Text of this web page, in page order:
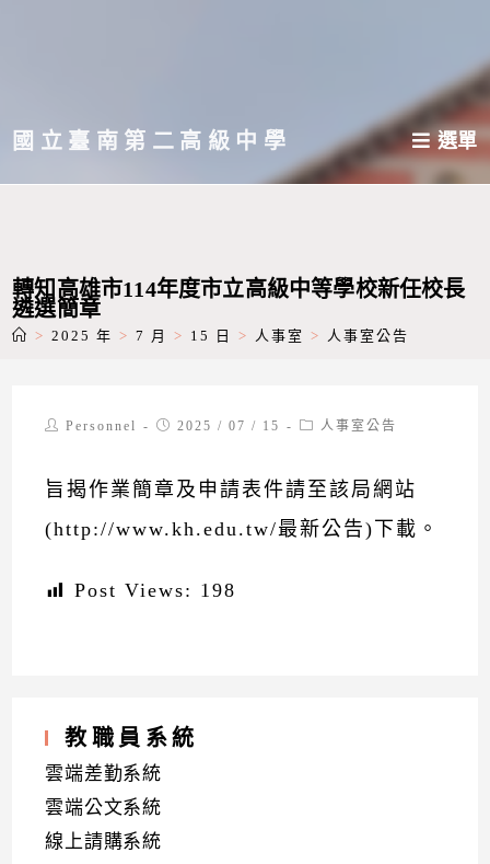
主國立臺南第二高級中學 選單
轉知高雄市114年度市立高級中等學校新任校長
遴選簡章
> 2025 年 > 7 月 > 15 日 > 人事室 > 人事室公告
PostPersonnel
Post2025 / 07 / 15
Post人事室公告
旨揭作業簡章及申請表件請至該局網站
(http://www.kh.edu.tw/最新公告)下載。
Post Views: 198
教職員系統
雲端差勤系統
雲端公文系統
線上請購系統